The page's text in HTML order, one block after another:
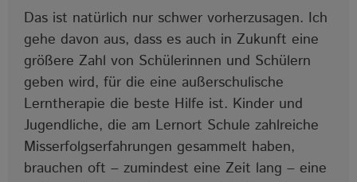
Das ist natürlich nur schwer vorherzusagen. Ich
gehe davon aus, dass es auch in Zukunft eine
größere Zahl von Schülerinnen und Schülern
geben wird, für die eine außerschulische
Lerntherapie die beste Hilfe ist. Kinder und
Jugendliche, die am Lernort Schule zahlreiche
Misserfolgserfahrungen gesammelt haben,
brauchen oft ‒ zumindest eine Zeit lang ‒ eine